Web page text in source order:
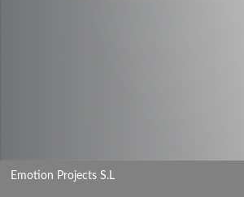
Emotion Projects S.L